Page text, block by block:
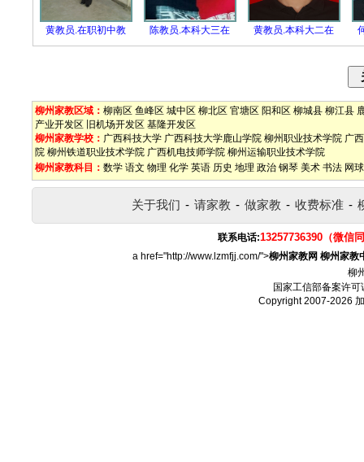
黄教员.在职初中教 陈教员.本科大三在 黄教员.本科大二在
柳州家教区域： 柳南区 鱼峰区 城中区 柳北区 官塘区 阳和区 柳城县 柳江县
产业开发区
旧机场开发区 基隆开发区
柳州家教学校： 广西科技大学 广西科技大学鹿山学院 柳州职业技术学院 广
院 柳州铁道职业技术学院 广西机电技师学院 柳州运输职业技术学院
柳州家教科目： 数学 语文 物理 化学 英语 历史 地理 政治 钢琴 美术 书法 网球
关于我们 - 请家教 - 做家教 - 收费标准 -
联系电话:13257736390（微信
a href="http://www.lzmfjj.com/">柳州家教网 柳州家教
柳
国家工信部备案许可
Copyright 2007-2026